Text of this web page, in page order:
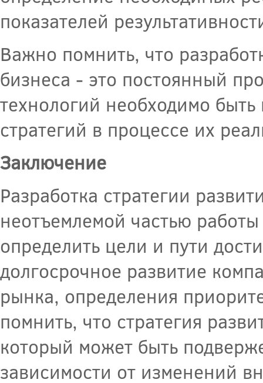
показателей
Важно помнить, что
бизнеса - это постоянный
технологий необходимо
стратегий в процессе их
Заключение
Разработка стратегии
неотъемлемой частью
определить цели и пути
долгосрочное развитие
рынка, определения
помнить, что стратегия
который может быть
зависимости от изменений